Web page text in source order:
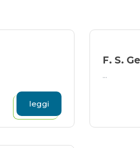
leggi
F. S.
...